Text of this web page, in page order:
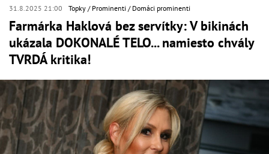
31.8.2025 21:00 Topky Prominenti Domáci prominenti
Farmárka Haklová bez servítky: V bikinách
ukázala DOKONALÉ TELO... namiesto chvály
TVRDÁ kritika!